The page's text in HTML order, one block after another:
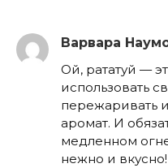
Варвара
Ой, рататуй —
использовать
пережаривать
аромат. И
медленном
нежно и вкусно!